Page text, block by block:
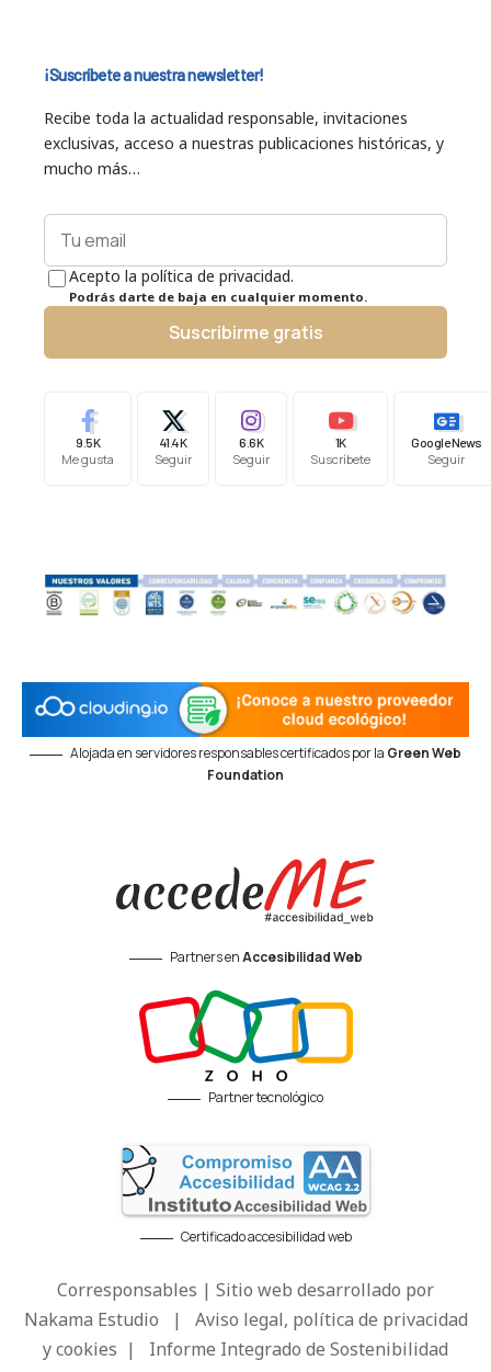
¡Suscríbete a nuestra newsletter!
Recibe toda la actualidad responsable, invitaciones
exclusivas, acceso a nuestras publicaciones históricas, y
mucho más…
Acepto la política de privacidad.
Podrás darte de baja en cualquier momento.
Suscribirme gratis
9.5K
Me gusta
41.4K
Seguir
6.6K
Seguir
1K
Suscríbete
Google News
Seguir
Alojada en servidores responsables certificados por la Green Web
Foundation
Partners enAccesibilidad Web
Partner tecnológico
Certificado accesibilidad web
Corresponsables | Sitio web desarrollado por
Nakama Estudio | Aviso legal, política de privacidad
y cookies | Informe Integrado de Sostenibilidad